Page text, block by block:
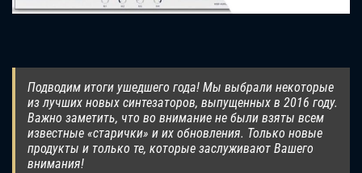
Подводим итоги ушедшего года! Мы выбрали некоторые
из лучших новых синтезаторов, выпущенных в 2016 году.
Важно заметить, что во внимание не были взяты всем
известные «старички» и их обновления. Только новые
продукты и только те, которые заслуживают Вашего
внимания!